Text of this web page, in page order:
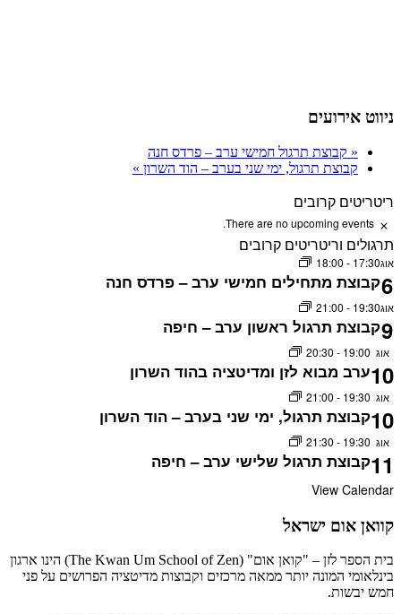
ניווט אירועים
« קבוצת תרגול חמישי ערב – פרדס חנה
קבוצת תרגול, ימי שני בערב – הוד השרון »
ריטריטים קרובים
Notice
There are no upcoming events.
תרגולים וריטריטים קרובים
אוג
6
17:30
-
18:00
קבוצת מתחילים חמישי ערב – פרדס חנה
אוג
9
19:30
-
21:00
קבוצת תרגול ראשון ערב – חיפה
אוג
10
19:00
-
20:30
ערב מבוא לזן ומדיטציה בהוד השרון
אוג
10
19:30
-
21:00
קבוצת תרגול, ימי שני בערב – הוד השרון
אוג
11
19:30
-
21:30
קבוצת תרגול שלישי ערב – חיפה
View Calendar
קוואן אום ישראל
בית הספר לזן – "קואן אום" (The Kwan Um School of Zen) הינו ארגון
בינלאומי המונה יותר ממאה מרכזים וקבוצות מדיטציה הפרושים על פני
חמש יבשות.